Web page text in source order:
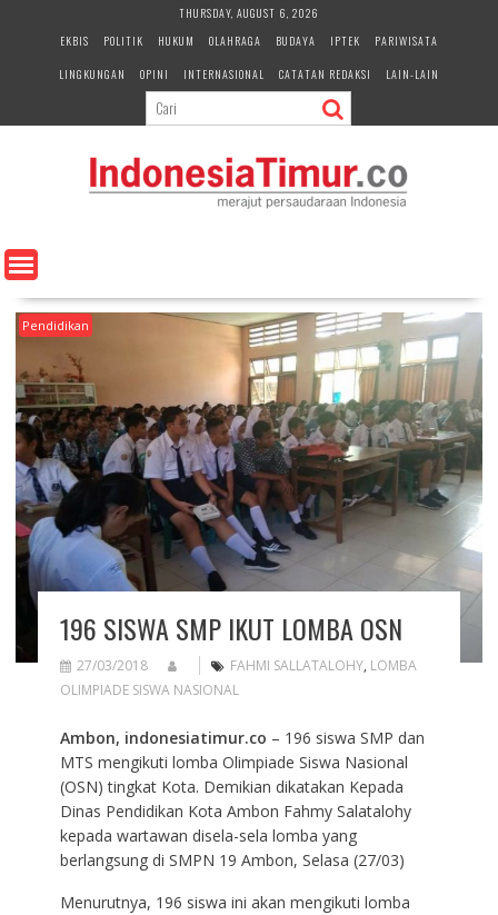
e
n
THURSDAY, AUGUST 6, 2026
EKBIS
POLITIK HUKUM OLAHRAGA BUDAYA IPTEK
PARIWISATA
LINGKUNGAN
OPINI INTERNASIONAL CATATAN REDAKSI LAIN-LAIN
Pendidikan
196 SISWA SMP IKUT LOMBA OSN
27/03/2018 FAHMI SALLATALOHY, LOMBA
OLIMPIADE SISWA NASIONAL
Ambon, indonesiatimur.co – 196 siswa SMP dan
MTS mengikuti lomba Olimpiade Siswa Nasional
(OSN) tingkat Kota. Demikian dikatakan Kepada
Dinas Pendidikan Kota Ambon Fahmy Salatalohy
kepada wartawan disela-sela lomba yang
berlangsung di SMPN 19 Ambon, Selasa (27/03)
Menurutnya, 196 siswa ini akan mengikuti lomba